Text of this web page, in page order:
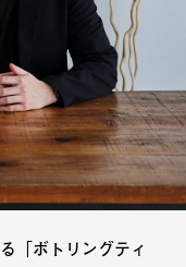
「ボトリングティ